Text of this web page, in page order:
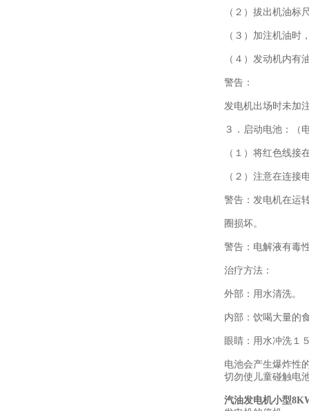
（２）拔出机油标
（３）加注机油时
（４）发动机内
警告：
发电机出场时未加
３．启动电池：（
（１）将红色线接
（２）注意在连接
警告：发电机在运
圈损坏。
警告：电解液有毒
治疗方法：
外部：用水清洗。
内部：饮喝大量的
眼睛：用水冲洗１
电池会产生爆炸性
切勿使儿童碰触电
汽油发电机小型